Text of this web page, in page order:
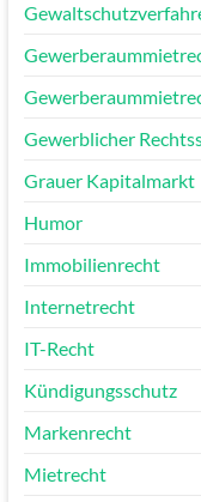
Gewerblicher
Grauer Kapitalmarkt
Humor
Immobilienrecht
Internetrecht
IT-Recht
Kündigungsschutz
Markenrecht
Mietrecht